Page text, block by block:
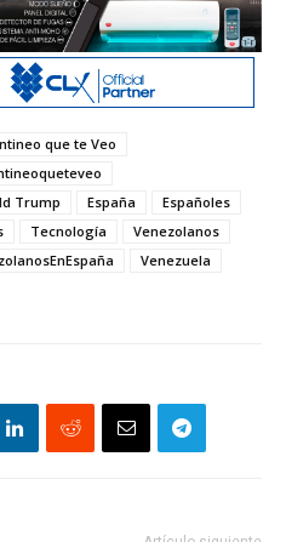
que te Veo
Trump España
Españoles
Tecnología
Venezolanos
Venezuela